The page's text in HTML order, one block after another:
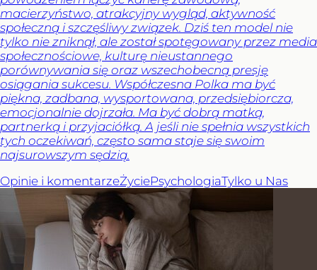
macierzyństwo, atrakcyjny wygląd, aktywność
społeczną i szczęśliwy związek. Dziś ten model nie
tylko nie zniknął, ale został spotęgowany przez media
społecznościowe, kulturę nieustannego
porównywania się oraz wszechobecną presję
osiągania sukcesu. Współczesna Polka ma być
piękna, zadbana, wysportowana, przedsiębiorcza,
emocjonalnie dojrzała. Ma być dobrą matką,
partnerką i przyjaciółką. A jeśli nie spełnia wszystkich
tych oczekiwań, często sama staje się swoim
najsurowszym sędzią.
Opinie i komentarzeŻyciePsychologiaTylko u Nas